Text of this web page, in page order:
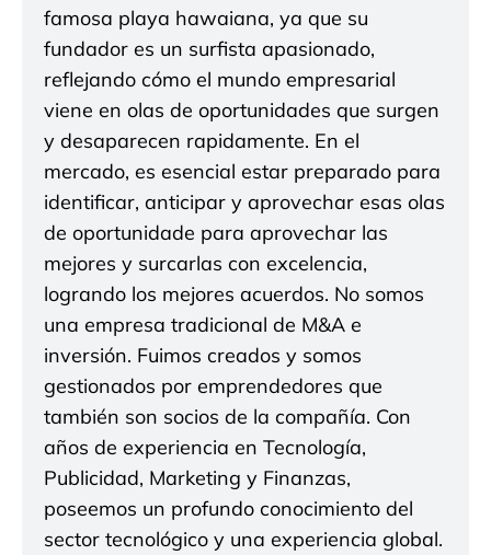
famosa playa hawaiana, ya que su
fundador es un surfista apasionado,
reflejando cómo el mundo empresarial
viene en olas de oportunidades que surgen
y desaparecen rapidamente. En el
mercado, es esencial estar preparado para
identificar, anticipar y aprovechar esas olas
de oportunidade para aprovechar las
mejores y surcarlas con excelencia,
logrando los mejores acuerdos. No somos
una empresa tradicional de M&A e
inversión. Fuimos creados y somos
gestionados por emprendedores que
también son socios de la compañía. Con
años de experiencia en Tecnología,
Publicidad, Marketing y Finanzas,
poseemos un profundo conocimiento del
sector tecnológico y una experiencia global.